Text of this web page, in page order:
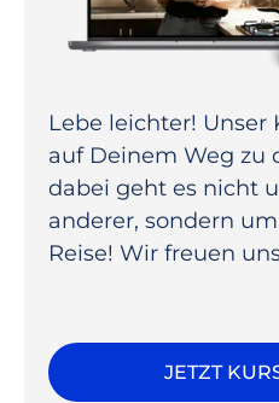
Lebe leichter!
auf Deinem Weg zu
dabei geht es nicht
anderer, sondern
Reise! Wir freuen
JETZT